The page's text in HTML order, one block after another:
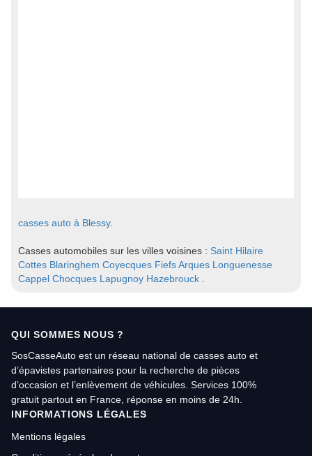
casses auto à Blessy.
Casses automobiles sur les villes voisines : Saint Hilaire
Cottes Blaringhem Coyecques FiefsArques Longuenesse
Cappel Chocques Lapugnoy Hazebrouck
QUI SOMMES NOUS ?
SosCasseAuto est un réseau national de casses auto et
d’épavistes partenaires pour la recherche de pièces
d’occasion et l’enlèvement de véhicules. Services 100%
gratuit partout en France, réponse en moins de 24h.
INFORMATIONS LÉGALES
Mentions légales